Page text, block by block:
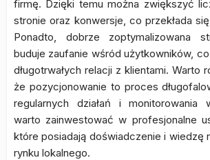
firmę. Dzięki temu można zwiększyć
stronie oraz konwersje, co przekłada
Ponadto, dobrze zoptymalizowana
buduje zaufanie wśród użytkowników,
długotrwałych relacji z klientami. Warto
że pozycjonowanie to proces
regularnych działań i monitorowania
warto zainwestować w profesjonalne
które posiadają doświadczenie i wiedzę
rynku lokalnego.